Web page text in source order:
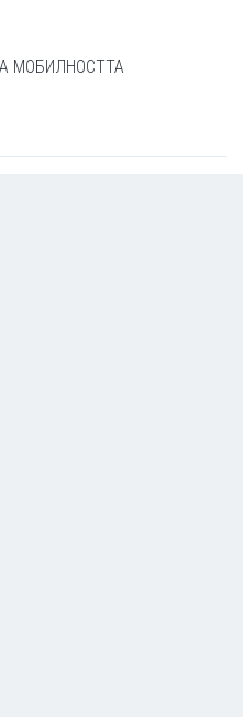
МОБИЛНОСТТА